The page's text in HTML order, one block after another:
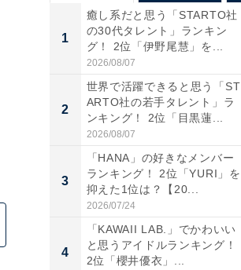
1
癒し系だと思う「STARTO社
の30代タレント」ランキン
グ！ 2位「伊野尾慧」を...
2026/08/07
2
世界で活躍できると思う「ST
ARTO社の若手タレント」ラ
ンキング！ 2位「目黒蓮...
2026/08/07
3
「HANA」の好きなメンバー
ランキング！ 2位「YURI」を
抑えた1位は？【20...
2026/07/24
4
「KAWAII LAB.」でかわいい
と思うアイドルランキング！
2位「櫻井優衣」...